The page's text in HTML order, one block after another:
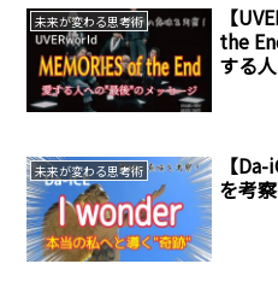
未来が変わる思考術
【
the
する
未来が変わる思考術
【
を考